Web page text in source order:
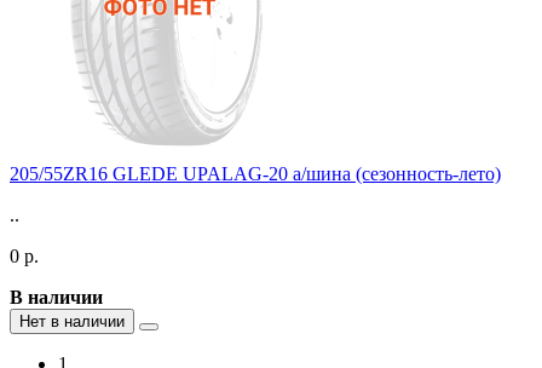
205/55ZR16 GLEDE UPALAG-20 а/шина (сезонность-лето)
..
0 р.
В наличии
Нет в наличии
1